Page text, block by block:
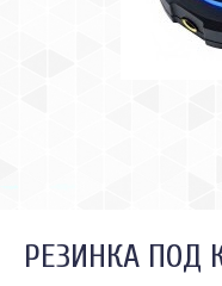
РЕЗИНКА ПОД